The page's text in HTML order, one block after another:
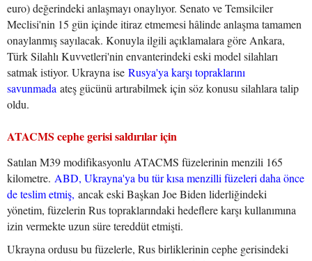
euro) değerindeki anlaşmayı onaylıyor. Senato ve Temsilciler
Meclisi'nin 15 gün içinde itiraz etmemesi hâlinde anlaşma tamamen
onaylanmış sayılacak. Konuyla ilgili açıklamalara göre Ankara,
Türk Silahlı Kuvvetleri'nin envanterindeki eski model silahları
satmak istiyor. Ukrayna ise Rusya'ya karşı topraklarını
savunmada ateş gücünü artırabilmek için söz konusu silahlara talip
oldu.
ATACMS cephe gerisi saldırılar için
Satılan M39 modifikasyonlu ATACMS füzelerinin menzili 165
kilometre. ABD, Ukrayna'ya bu tür kısa menzilli füzeleri daha önce
de teslim etmiş, ancak eski Başkan Joe Biden liderliğindeki
yönetim, füzelerin Rus topraklarındaki hedeflere karşı kullanımına
izin vermekte uzun süre tereddüt etmişti.
Ukrayna ordusu bu füzelerle, Rus birliklerinin cephe gerisindeki